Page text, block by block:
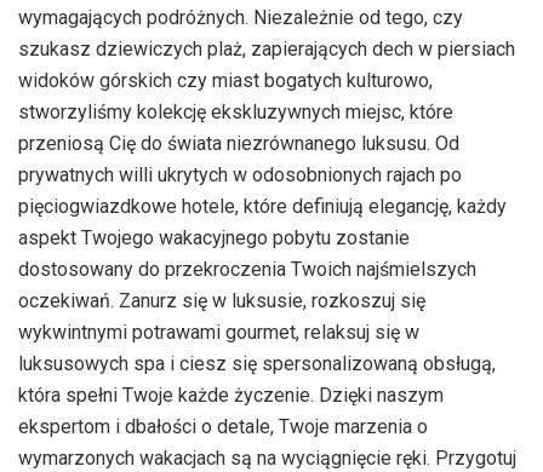
wymagających podróżnych. Niezależnie od tego, czy
szukasz dziewiczych plaż, zapierających dech w piersiach
widoków górskich czy miast bogatych kulturowo,
stworzyliśmy kolekcję ekskluzywnych miejsc, które
przeniosą Cię do świata niezrównanego luksusu. Od
prywatnych willi ukrytych w odosobnionych rajach po
pięciogwiazdkowe hotele, które definiują elegancję, każdy
aspekt Twojego wakacyjnego pobytu zostanie
dostosowany do przekroczenia Twoich najśmielszych
oczekiwań. Zanurz się w luksusie, rozkoszuj się
wykwintnymi potrawami gourmet, relaksuj się w
luksusowych spa i ciesz się spersonalizowaną obsługą,
która spełni Twoje każde życzenie. Dzięki naszym
ekspertom i dbałości o detale, Twoje marzenia o
wymarzonych wakacjach są na wyciągnięcie ręki. Przygotuj